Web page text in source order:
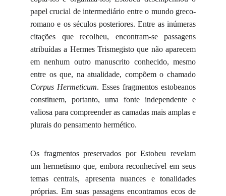
papel crucial de intermediário entre o mundo greco-
romano e os séculos posteriores. Entre as inúmeras
citações que recolheu, encontram-se passagens
atribuídas a Hermes Trismegisto que não aparecem
em nenhum outro manuscrito conhecido, mesmo
entre os que, na atualidade, compõem o chamado
Corpus Hermeticum. Esses fragmentos estobeanos
constituem, portanto, uma fonte independente e
valiosa para compreender as camadas mais amplas e
plurais do pensamento hermético.
Os fragmentos preservados por Estobeu revelam
um hermetismo que, embora reconhecível em seus
temas centrais, apresenta nuances e tonalidades
próprias. Em suas passagens encontramos ecos de